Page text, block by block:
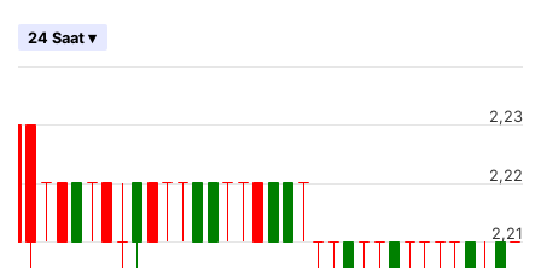
24 Saat ▾
2,21
2,22
2,23